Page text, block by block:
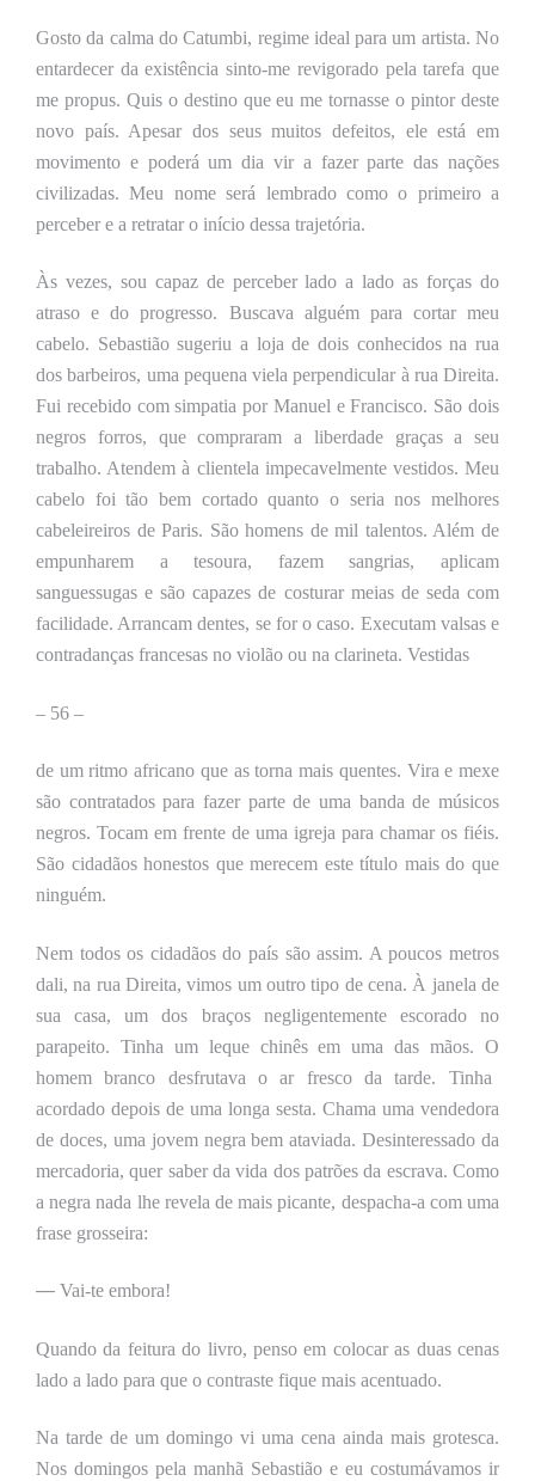
Gosto da calma do Catumbi, regime ideal para um artista. No
entardecer da existência sinto-me revigorado pela tarefa que
me propus. Quis o destino que eu me tornasse o pintor deste
novo país. Apesar dos seus muitos defeitos, ele está em
movimento e poderá um dia vir a fazer parte das nações
civilizadas. Meu nome será lembrado como o primeiro a
perceber e a retratar o início dessa trajetória.
Às vezes, sou capaz de perceber lado a lado as forças do
atraso e do progresso. Buscava alguém para cortar meu
cabelo. Sebastião sugeriu a loja de dois conhecidos na rua
dos barbeiros, uma pequena viela perpendicular à rua Direita.
Fui recebido comsimpatia por Manuel e Francisco. São dois
negros forros, que compraram a liberdade graças a seu
trabalho. Atendem à clientela impecavelmente vestidos. Meu
cabelo foi tão bem cortado quanto o seria nos melhores
cabeleireiros de Paris. São homens de mil talentos. Além de
empunharem a tesoura, fazem sangrias, aplicam
sanguessugas e são capazes de costurar meias de seda com
facilidade. Arrancam dentes, se for o caso. Executam valsas e
contradanças francesas no violão ou na clarineta. Vestidas
– 56 –
de um ritmo africano que as torna mais quentes. Vira e mexe
são contratadospara fazer parte de uma banda de músicos
negros. Tocam em frente de uma igreja para chamar os fiéis.
São cidadãos honestos que merecem este título mais do que
ninguém.
Nem todos os cidadãos do país são assim. A poucos metros
dali, na rua Direita, vimos um outro tipo de cena. À janela de
sua casa, um dos braços negligentemente escorado no
parapeito. Tinha um leque chinêsem uma das mãos.O
homem branco desfrutava o ar fresco da tarde. Tinha
acordado depois de uma longa sesta. Chama uma vendedora
de doces, uma jovem negra bem ataviada. Desinteressado da
mercadoria, quer saber da vida dos patrões da escrava. Como
a negra nada lhe revela de mais picante, despacha-a com uma
frase grosseira:
— Vai-te embora!
Quando da feitura do livro, penso em colocar as duas cenas
lado a lado para que o contraste fique mais acentuado.
Na tarde de um domingo vi uma cena ainda mais grotesca.
Nos domingos pela manhã Sebastião e eu costumávamos ir